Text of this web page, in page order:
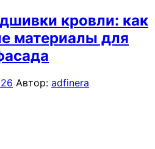
кровли: как
материалы для
Автор: adfinera